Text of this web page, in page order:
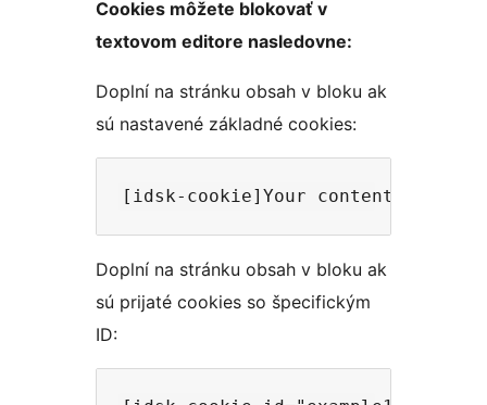
Cookies môžete blokovať v
textovom editore nasledovne:
Doplní na stránku obsah v bloku ak
sú nastavené základné cookies:
Doplní na stránku obsah v bloku ak
sú prijaté cookies so špecifickým
ID: